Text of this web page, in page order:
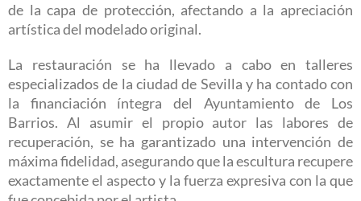
de la capa de protección, afectando a la apreciación
artística del modelado original.
La restauración se ha llevado a cabo en talleres
especializados de la ciudad de Sevilla y ha contado con
la financiación íntegra del Ayuntamiento de Los
Barrios. Al asumir el propio autor las labores de
recuperación, se ha garantizado una intervención de
máxima fidelidad, asegurando que la escultura recupere
exactamente el aspecto y la fuerza expresiva con la que